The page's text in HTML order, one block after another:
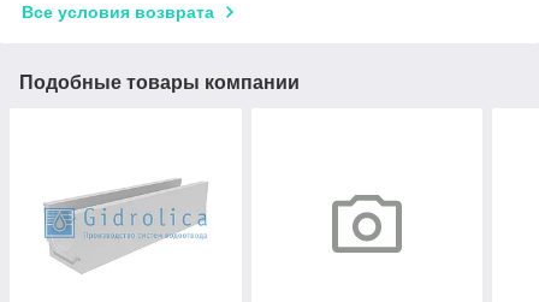
Все условия возврата
Подобные товары компании